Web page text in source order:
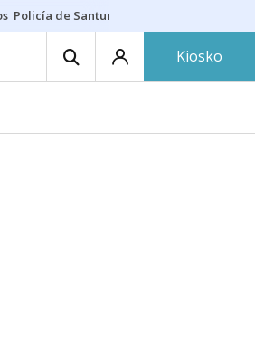
Policía de Santurtzi
Kiosko